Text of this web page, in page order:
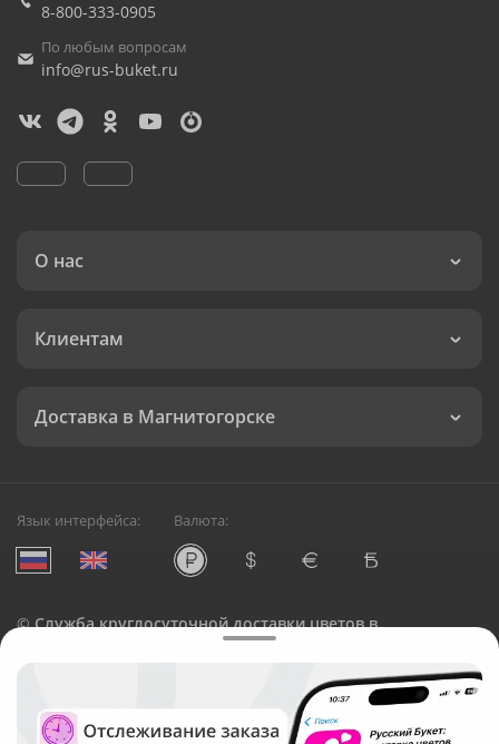
8-800-333-0905
По любым вопросам
info@rus-buket.ru
О нас
Клиентам
Доставка в Магнитогорске
Язык интерфейса: Валюта:
©Служба круглосуточной доставки цветов в
Русский Букет, 2026
Общество с ограниченной ответственностью «Технология»
ОГРН: 1195476081745, ИНН: 5410081997